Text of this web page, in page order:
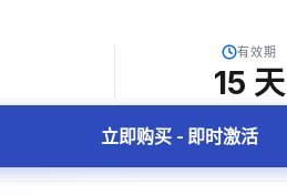
有效期
15 天
立即购买 - 即时激活